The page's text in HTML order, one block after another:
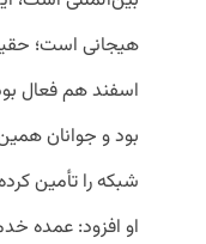
اسفند هم فعال
بود و جوانان
شبکه را تأمین